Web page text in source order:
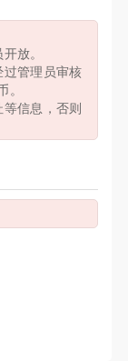
放。
管理员审核
信息，否则